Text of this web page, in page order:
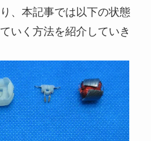
、本記事では以下の状態
いく方法を紹介していき